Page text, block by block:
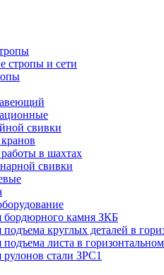
стропы и сети
свивки
в шахтах
свивки
бордюрного камня ЗКБ
подъема круглых деталей в
подъема листа в
рулонов стали ЗРС1